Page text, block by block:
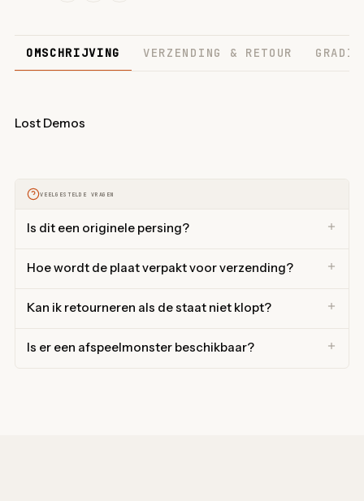
OMSCHRIJVING VERZENDING & RETOUR
Lost Demos
VEELGESTELDE VRAGEN
Is dit een originele persing?
Hoe wordt de plaat verpakt voor verzending?
Kan ik retourneren als de staat niet klopt?
Is er een afspeelmonster beschikbaar?